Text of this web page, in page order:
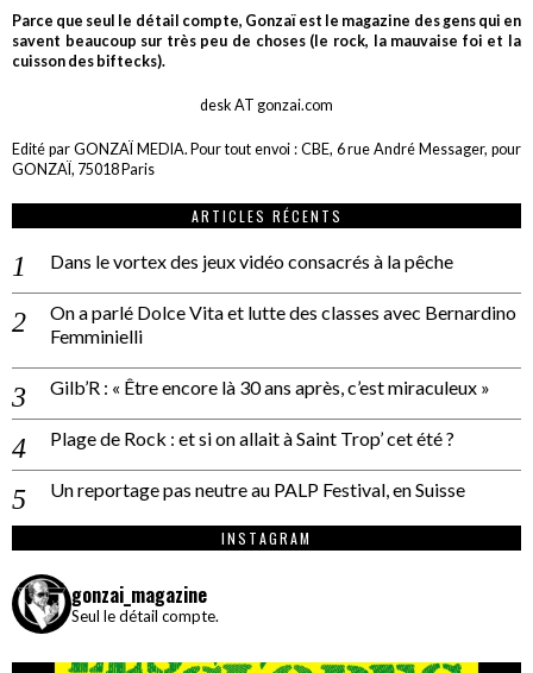
Parce que seul le détail compte, Gonzaï est le magazine des gens qui en
savent beaucoup sur très peu de choses (le rock, la mauvaise foi et la
cuisson des biftecks).
desk AT gonzai.com
Edité par GONZAÏ MEDIA. Pour tout envoi : CBE, 6 rue André Messager, pour
GONZAÏ, 75018 Paris
ARTICLES RÉCENTS
Dans le vortex des jeux vidéo consacrés à la pêche
On a parlé Dolce Vita et lutte des classes avec Bernardino
Femminielli
Gilb’R : « Être encore là 30 ans après, c’est miraculeux »
Plage de Rock : et si on allait à Saint Trop’ cet été ?
Un reportage pas neutre au PALP Festival, en Suisse
INSTAGRAM
gonzai_magazine
Seul le détail compte.